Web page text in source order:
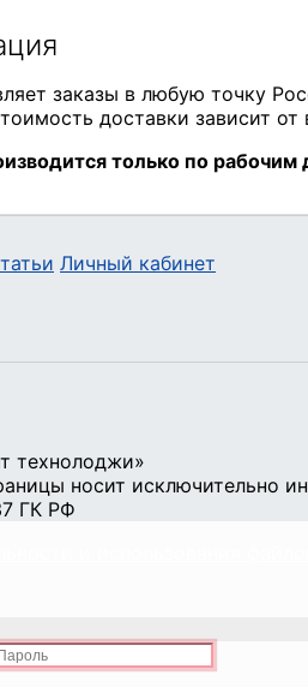
Личный кабинет
технолоджи»
носит исключительно
ГК РФ